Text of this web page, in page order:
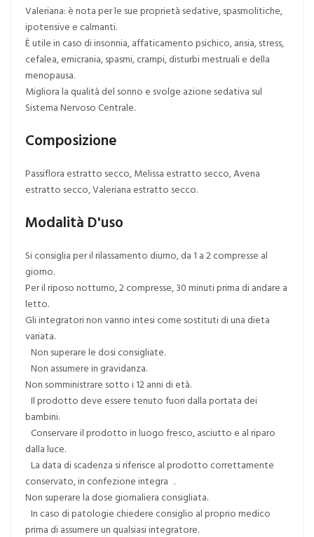
Valeriana: è nota per le sue proprietà sedative, spasmolitiche,
ipotensive e calmanti.
È utile in caso di insonnia, affaticamento psichico, ansia, stress,
cefalea, emicrania, spasmi, crampi, disturbi mestruali e della
menopausa.
Migliora la qualità del sonno e svolge azione sedativa sul
Sistema Nervoso Centrale.
Composizione
Passiflora estratto secco, Melissa estratto secco, Avena
estratto secco, Valeriana estratto secco.
Modalità D'uso
Si consiglia per il rilassamento diurno, da 1 a 2 compresse al
giorno.
Per il riposo notturno, 2 compresse, 30 minuti prima di andare a
letto.
Gli integratori non vanno intesi come sostituti di una dieta
variata.
Non superare le dosi consigliate.
Non assumere in gravidanza.
Non somministrare sotto i 12 anni di età.
Il prodotto deve essere tenuto fuori dalla portata dei
bambini.
Conservare il prodotto in luogo fresco, asciutto e al riparo
dalla luce.
La data di scadenza si riferisce al prodotto correttamente
conservato, in confezione integra .
Non superare la dose giornaliera consigliata.
In caso di patologie chiedere consiglio al proprio medico
prima di assumere un qualsiasi integratore.